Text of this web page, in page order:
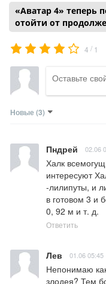
«Аватар 4» теперь
отойти от
4 / 1
Новые (3)
Пндрей 02.06
Халк
интересуют
-лилипуты, и
в готовом 3 и
0, 92 м и т. д.
Ответить
Лев 01.06 05:45
Непонимаю
злодея? Тем